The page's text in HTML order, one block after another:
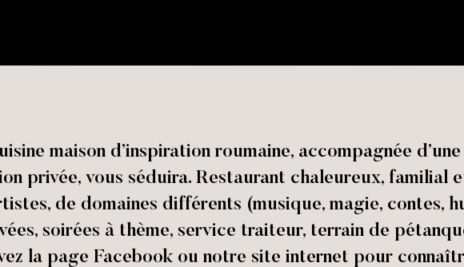
maison d’inspiration roumaine, accompagnée
privée, vous séduira. Restaurant chaleureux, familial
de domaines différents (musique, magie, contes,
soirées à thème, service traiteur, terrain de
la page Facebook ou notre site internet pour